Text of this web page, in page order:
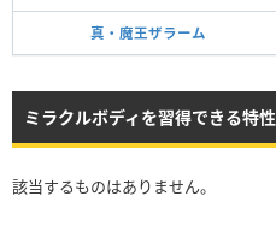
真・魔王ザラーム
ミラクルボディを習得できる特性
該当するものはありません。